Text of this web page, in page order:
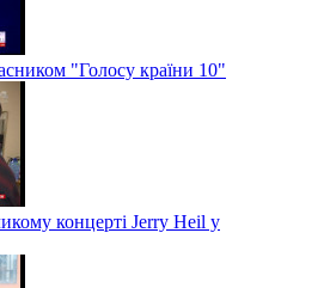
"Голосу країни 10"
концерті Jerry Heil у